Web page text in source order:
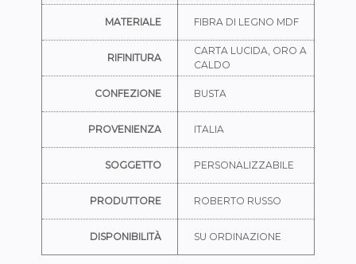
MATERIALE FIBRA DI LEGNO MDF
RIFINITURA
CARTA LUCIDA, ORO A
CALDO
CONFEZIONE BUSTA
PROVENIENZA ITALIA
SOGGETTO PERSONALIZZABILE
PRODUTTORE ROBERTO RUSSO
DISPONIBILITÀ SU ORDINAZIONE